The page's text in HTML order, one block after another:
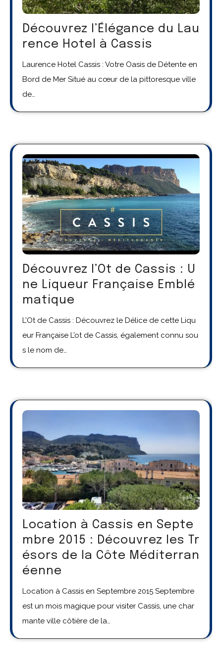
Découvrez l’Élégance du Lau
rence Hotel à Cassis
Laurence Hotel Cassis : Votre Oasis de Détente en
Bord de Mer Situé au cœur de la pittoresque ville
de…
Découvrez l’Ot de Cassis : U
ne Liqueur Française Emblé
matique
L’Ot de Cassis : Découvrez le Délice de cette Liqu
eur Française L’ot de Cassis, également connu sou
s le nom de…
Location à Cassis en Septe
mbre 2015 : Découvrez les Tr
ésors de la Côte Méditerran
éenne
Location à Cassis en Septembre 2015 Septembre
est un mois magique pour visiter Cassis, une char
mante ville côtière de la…